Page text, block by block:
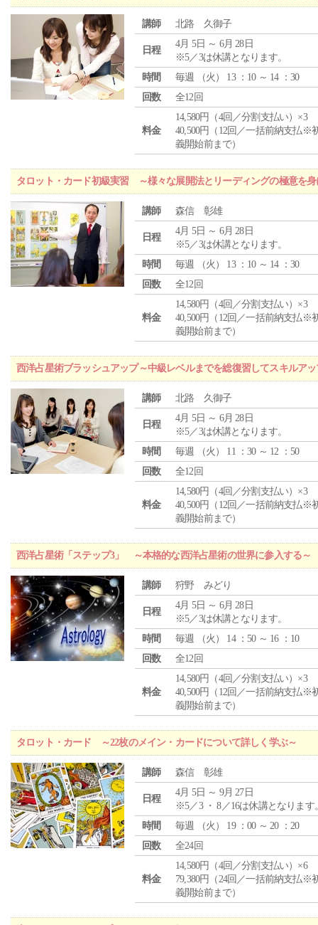
講師 北路 久御子
日程
4月 5日 ～ 6月 28日
※5／3は休講となります。
時間
毎週 （火 ） 13 ：10 ～ 14 ：30
回数
全12回
料金
14,580円（4回／分割支払い）×3
40,500円（12回／一括前納支払※
義開始前まで）
タロット・カード初級実習 ～様々な展開法とリーディングの極意を身
講師 森信 彰雄
日程
4月 5日 ～ 6月 28日
※5／3は休講となります。
時間
毎週 （火 ） 13 ：10 ～ 14 ：30
回数
全12回
料金
14,580円（4回／分割支払い）×3
40,500円（12回／一括前納支払※
義開始前まで）
西洋占星術ブラッシュアップ～中級レベルまでを総復習してスキルア
講師 北路 久御子
日程
4月 5日 ～ 6月 28日
※5／3は休講となります。
時間
毎週 （火 ） 11 ：30 ～ 12 ：50
回数
全12回
料金
14,580円（4回／分割支払い）×3
40,500円（12回／一括前納支払※
義開始前まで）
西洋占星術「ステップ3」 ～本格的な西洋占星術の世界に参入する～
講師 狩野 みどり
日程
4月 5日 ～ 6月 28日
※5／3は休講となります。
時間
毎週 （火 ） 14 ：50 ～ 16 ：10
回数
全12回
料金
14,580円（4回／分割支払い）×3
40,500円（12回／一括前納支払※
義開始前まで）
タロット・カード ～22枚のメイン・カードについて詳しく学ぶ～
講師 森信 彰雄
日程
4月 5日 ～ 9月 27日
※5／3 ・ 8／16は休講となります
時間
毎週 （火 ） 19 ：00 ～ 20 ：20
回数
全24回
料金
14,580円（4回／分割支払い）×6
79,380円（24回／一括前納支払※
義開始前まで）